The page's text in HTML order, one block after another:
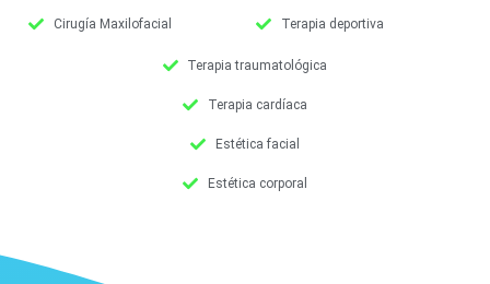
Cirugía Maxilofacial Terapia deportiva
Terapia traumatológica
Terapia cardíaca
Estética facial
Estética corporal